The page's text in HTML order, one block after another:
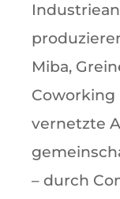
Miba,
Coworking
vernetzte
– durch